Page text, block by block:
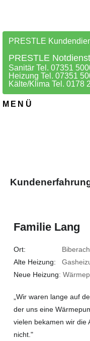
PRESTLE
PRESTLE
Sanitär Tel. 07351
Heizung Tel. 07351
Kälte/Klima Tel. 0178
MENÜ
Familie Lang
Ort: Biberach
Alte Heizung:
Neue Heizung:
„Wir waren lange auf
der uns eine
vielen bekamen wir die
nicht."